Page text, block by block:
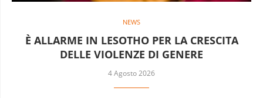
NEWS
È ALLARME IN LESOTHO PER LA CRESCITA
DELLE VIOLENZE DI GENERE
4 Agosto 2026